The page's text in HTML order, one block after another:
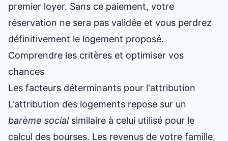
premier loyer. Sans ce paiement, votre
réservation ne sera pas validée et vous perdrez
définitivement le logement proposé.
Comprendre les critères et optimiser vos
chances
Les facteurs déterminants pour l'attribution
L'attribution des logements repose sur un
barème socialsimilaire à celui utilisé pour le
calcul des bourses. Les revenus de votre famille,